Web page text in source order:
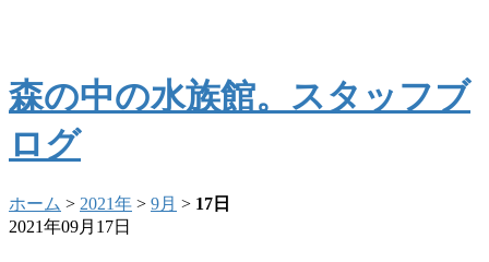
森の中の水族館。スタッフブ
ログ
ホーム > 2021年 > 9月 > 17日
2021年09月17日